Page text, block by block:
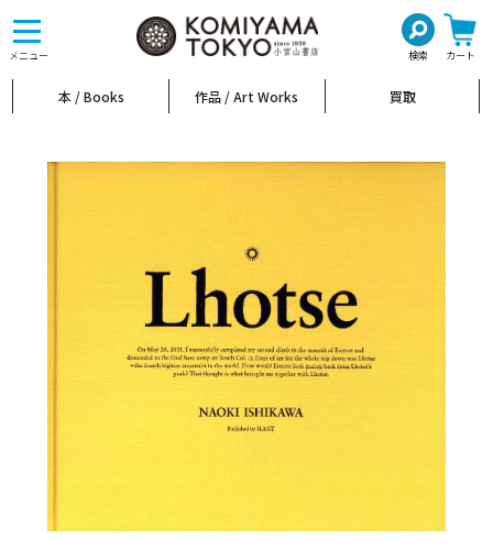
メニュー 検索 カート
toggle
navigation
本 / Books 作品 / Art Works 買取